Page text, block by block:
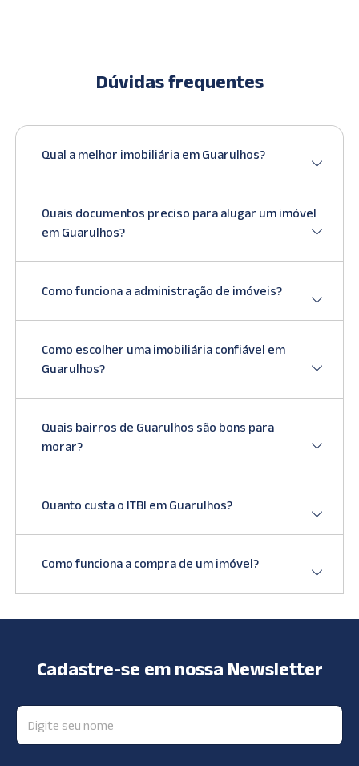
Dúvidas frequentes
Qual a melhor imobiliária em Guarulhos?
Quais documentos preciso para alugar um imóvel
em Guarulhos?
Como funciona a administração de imóveis?
Como escolher uma imobiliária confiável em
Guarulhos?
Quais bairros de Guarulhos são bons para
morar?
Quanto custa o ITBI em Guarulhos?
Como funciona a compra de um imóvel?
Cadastre-se em nossa Newsletter